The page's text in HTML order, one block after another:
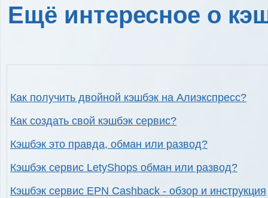
Ещё интересное о
Как получить двойной кэшбэк на Алиэкспресс?
Как создать свой кэшбэк сервис?
Кэшбэк это правда, обман или развод?
Кэшбэк сервис LetyShops обман или развод?
Кэшбэк сервис EPN Cashback - обзор и инструкция